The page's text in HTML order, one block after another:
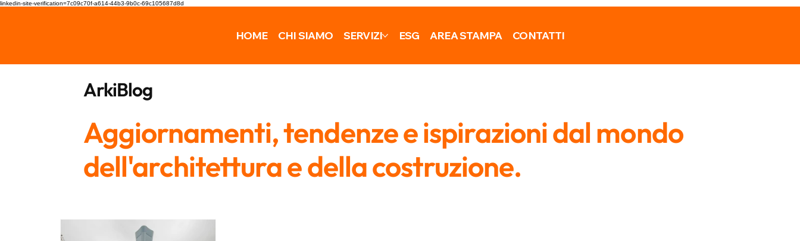
linkedin-site-verification=7c09c70f-a614-44b3-9b0c-69c105687d8d
HOME CHI SIAMO SERVIZI ESG AREA STAMPA CONTATTI
ArkiBlog
Aggiornamenti, tendenze e ispirazioni dal mondo
dell'architettura e della costruzione.